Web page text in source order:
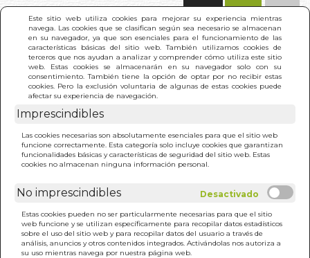
Este sitio web utiliza cookies para mejorar su experiencia mientras
navega. Las cookies que se clasifican según sea necesario se almacenan
en su navegador, ya que son esenciales para el funcionamiento de las
características básicas del sitio web. También utilizamos cookies de
terceros que nos ayudan a analizar y comprender cómo utiliza este sitio
web. Estas cookies se almacenarán en su navegador solo con su
consentimiento. También tiene la opción de optar por no recibir estas
cookies. Pero la exclusión voluntaria de algunas de estas cookies puede
afectar su experiencia de navegación.
Imprescindibles
Las cookies necesarias son absolutamente esenciales para que el sitio web
funcione correctamente. Esta categoría solo incluye cookies que garantizan
funcionalidades básicas y características de seguridad del sitio web. Estas
cookies no almacenan ninguna información personal.
No imprescindibles
Estas cookies pueden no ser particularmente necesarias para que el sitio
web funcione y se utilizan específicamente para recopilar datos estadísticos
sobre el uso del sitio web y para recopilar datos del usuario a través de
análisis, anuncios y otros contenidos integrados. Activándolas nos autoriza a
su uso mientras navega por nuestra página web.
INICIO >